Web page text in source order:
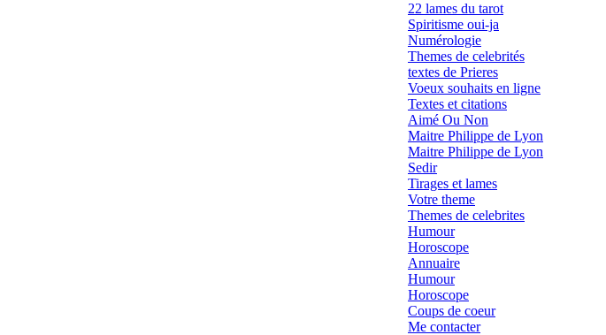
22 lames du tarot
Spiritisme oui-ja
Numérologie
Themes de celebrités
textes de Prieres
Voeux souhaits en ligne
Textes et citations
Aimé Ou Non
Maitre Philippe de Lyon
Maitre Philippe de Lyon
Sedir
Tirages et lames
Votre theme
Themes de celebrites
Humour
Horoscope
Annuaire
Humour
Horoscope
Coups de coeur
Me contacter